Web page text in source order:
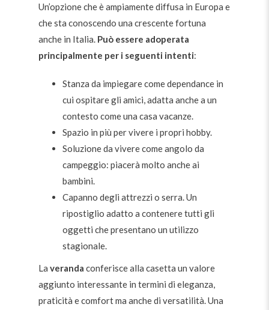
Un’opzione che è ampiamente diffusa in Europa e
che sta conoscendo una crescente fortuna
anche in Italia. Può essere adoperata
principalmente per i seguenti intenti:
Stanza da impiegare come dependance in
cui ospitare gli amici, adatta anche a un
contesto come una casa vacanze.
Spazio in più per vivere i propri hobby.
Soluzione da vivere come angolo da
campeggio: piacerà molto anche ai
bambini.
Capanno degli attrezzi o serra. Un
ripostiglio adatto a contenere tutti gli
oggetti che presentano un utilizzo
stagionale.
La veranda conferisce alla casetta un valore
aggiunto interessante in termini di eleganza,
praticità e comfort ma anche di versatilità. Una